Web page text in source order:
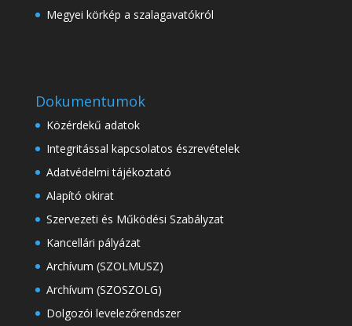
Megyei körkép a szalagavatókról
Dokumentumok
Közérdekű adatok
Integritással kapcsolatos észrevételek
Adatvédelmi tájékoztató
Alapító okirat
Szervezeti és Működési Szabályzat
Kancellári pályázat
Archívum (SZOLMUSZ)
Archívum (SZOSZOLG)
Dolgozói levelezőrendszer